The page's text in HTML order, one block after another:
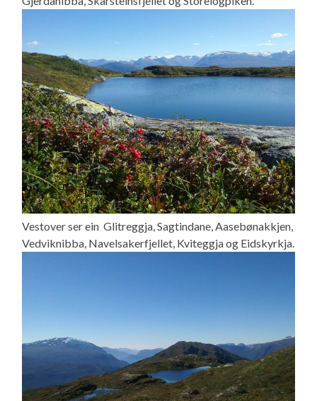
Vestover ser ein Glitreggja, Sagtindane, Aasebønakkjen,
Vedviknibba, Navelsakerfjellet, Kviteggja og Eidskyrkja.